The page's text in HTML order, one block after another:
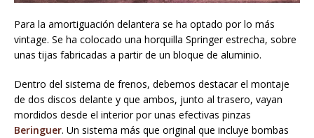
Para la amortiguación delantera se ha optado por lo más
vintage. Se ha colocado una horquilla Springer estrecha, sobre
unas tijas fabricadas a partir de un bloque de aluminio.
Dentro del sistema de frenos, debemos destacar el montaje
de dos discos delante y que ambos, junto al trasero, vayan
mordidos desde el interior por unas efectivas pinzas
Beringuer. Un sistema más que original que incluye bombas